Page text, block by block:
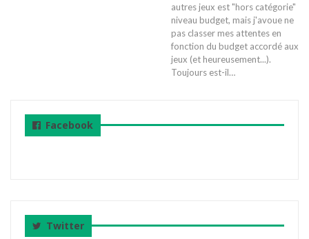
autres jeux est "hors catégorie"
niveau budget, mais j'avoue ne
pas classer mes attentes en
fonction du budget accordé aux
jeux (et heureusement...).
Toujours est-il…
Facebook
Twitter